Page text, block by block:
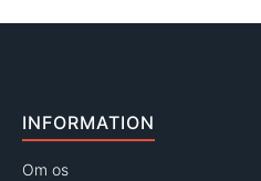
INFORMATION
Om os